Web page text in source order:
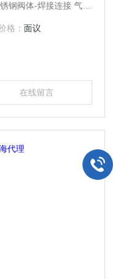
钢阀体-焊接连接 气动
塞执行机构和一个二位
或适合特殊运行条件
整的压盖确保了高密
格： 面议
在线留言